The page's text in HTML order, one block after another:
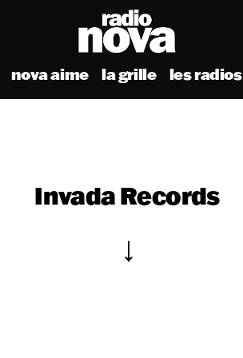
nova aime la grille les radios
Invada Records